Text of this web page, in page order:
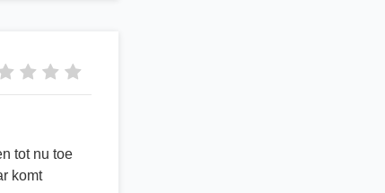
tot nu toe
komt